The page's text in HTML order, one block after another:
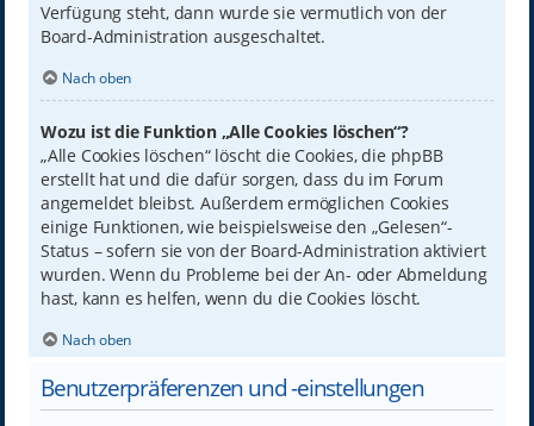
Verfügung steht, dann wurde sie vermutlich von der
Board-Administration ausgeschaltet.
Nach oben
Wozu ist die Funktion „Alle Cookies löschen“?
„Alle Cookies löschen“ löscht die Cookies, die phpBB
erstellt hat und die dafür sorgen, dass du im Forum
angemeldet bleibst. Außerdem ermöglichen Cookies
einige Funktionen, wie beispielsweise den „Gelesen“-
Status – sofern sie von der Board-Administration aktiviert
wurden. Wenn du Probleme bei der An- oder Abmeldung
hast, kann es helfen, wenn du die Cookies löscht.
Nach oben
Benutzerpräferenzen und -einstellungen